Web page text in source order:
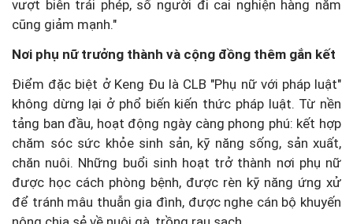
vượt biên trái phép, số người đi cai nghiện hàng năm
cũng giảm mạnh."
Nơi phụ nữ trưởng thành và cộng đồng thêm gắn kết
Điểm đặc biệt ở Keng Đu là CLB "Phụ nữ với pháp luật"
không dừng lại ở phổ biến kiến thức pháp luật. Từ nền
tảng ban đầu, hoạt động ngày càng phong phú: kết hợp
chăm sóc sức khỏe sinh sản, kỹ năng sống, sản xuất,
chăn nuôi. Những buổi sinh hoạt trở thành nơi phụ nữ
được học cách phòng bệnh, được rèn kỹ năng ứng xử
để tránh mâu thuẫn gia đình, được nghe cán bộ khuyến